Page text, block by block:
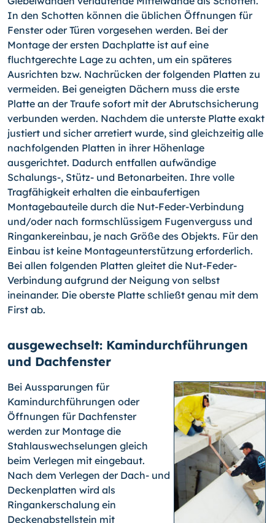
In den Schotten können die üblichen Öffnungen für
Fenster oder Türen vorgesehen werden. Bei der
Montage der ersten Dachplatte ist auf eine
fluchtgerechte Lage zu achten, um ein späteres
Ausrichten bzw. Nachrücken der folgenden Platten zu
vermeiden. Bei geneigten Dächern muss die erste
Platte an der Traufe sofort mit der Abrutschsicherung
verbunden werden. Nachdem die unterste Platte exakt
justiert und sicher arretiert wurde, sind gleichzeitig alle
nachfolgenden Platten in ihrer Höhenlage
ausgerichtet. Dadurch entfallen aufwändige
Schalungs-, Stütz- und Betonarbeiten. Ihre volle
Tragfähigkeit erhalten die einbaufertigen
Montagebauteile durch die Nut-Feder-Verbindung
und/oder nach formschlüssigem Fugenverguss und
Ringankereinbau, je nach Größe des Objekts. Für den
Einbau ist keine Montageunterstützung erforderlich.
Bei allen folgenden Platten gleitet die Nut-Feder-
Verbindung aufgrund der Neigung von selbst
ineinander. Die oberste Platte schließt genau mit dem
First ab.
ausgewechselt: Kamindurchführungen
und Dachfenster
Bei Aussparungen für
Kamindurchführungen oder
Öffnungen für Dachfenster
werden zur Montage die
Stahlauswechselungen gleich
beim Verlegen mit eingebaut.
Nach dem Verlegen der Dach- und
Deckenplatten wird als
Ringankerschalung ein
Deckenabstellstein mit